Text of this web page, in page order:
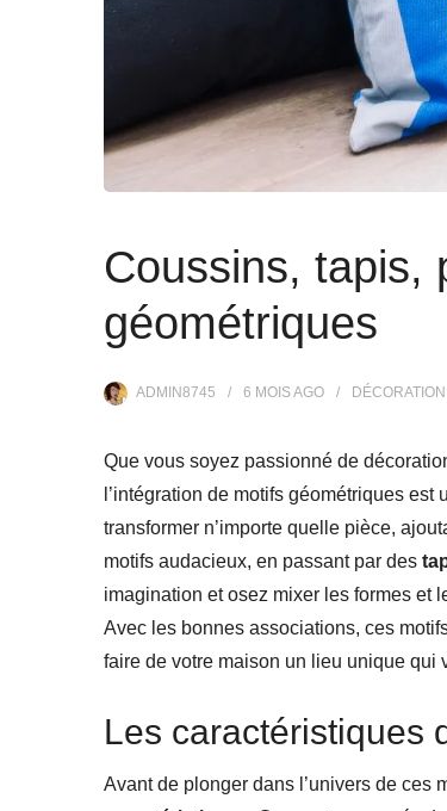
Coussins, tapis,
géométriques
ADMIN8745 6 MOISAGO
Que vous soyez passionné de
l’intégration de motifs géométriques
transformer n’importe quelle pièce,
motifs audacieux, en passant par des
imagination et osez mixer les formes et
Avec les bonnes associations, ces
faire de votre maison un lieu unique qui
Les caractéristiques
Avant de plonger dans l’univers de ces